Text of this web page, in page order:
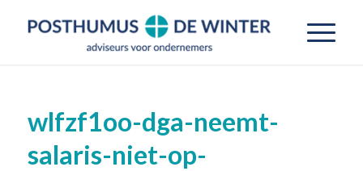
wlfzf1oo-dga-neemt-
salaris-niet-op-